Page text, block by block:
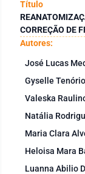
Título
CORREÇÃO DE
Autores:
José Lucas
Gyselle
Valeska
Natália
Maria Clara
Heloisa Mara
Luanna Abilio